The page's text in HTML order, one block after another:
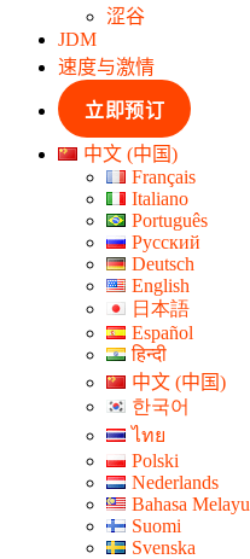
涩谷
JDM
速度与激情
立即预订
中文 (中国)
Français
Italiano
Português
Русский
Deutsch
English
日本語
Español
हिन्दी
中文 (中国)
한국어
ไทย
Polski
Nederlands
Bahasa Melayu
Suomi
Svenska